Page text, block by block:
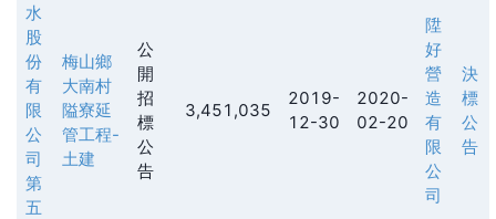
水
股
份
有
限
公
司
第
五
梅山鄉
大南村
隘寮延
管工程-
土建
公
開
招
標
公
告
3,451,035
2019-
12-30
2020-
02-20
陞
好
營
造
有
限
公
司
決
標
公
告